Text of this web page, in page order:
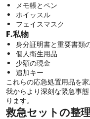
メモ帳とペン
ホイッスル
フェイスマスク
F.私物
身分証明書と重要書類
個人衛生用品
少額の現金
追加キー
これらの応急処置用品を
我からより深刻な緊急事
ります。
救急セットの整